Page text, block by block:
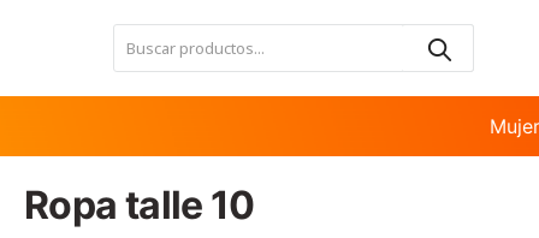
web
accesibilidad.
Mujer
Ropa talle 10